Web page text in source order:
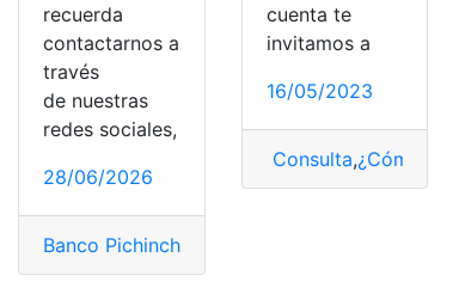
recuerda
contactarnos a
través
de nuestras
redes sociales,
28/06/2026
Banco Pichincha
cuenta te
invitamos a
16/05/2023
Consulta,¿Cómo